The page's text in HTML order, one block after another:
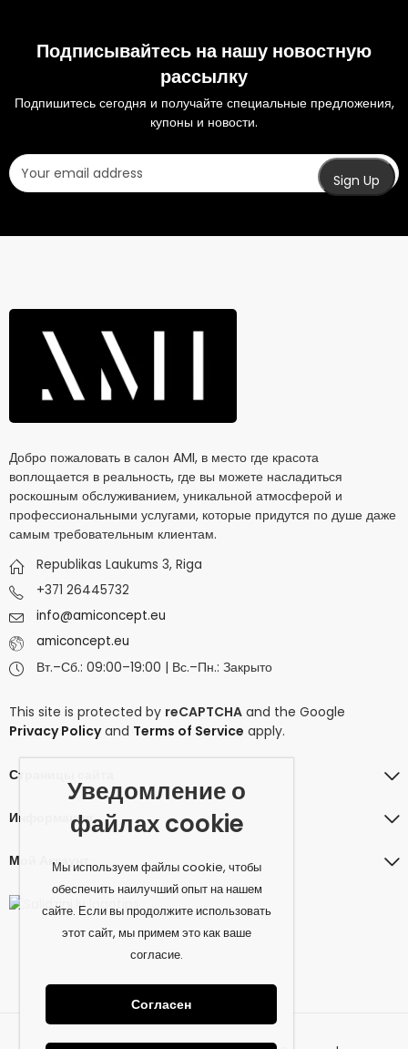
Подписывайтесь на нашу новостную
рассылку
Подпишитесь сегодня и получайте специальные предложения,
купоны и новости.
Добро пожаловать в салон AMI, в место где красота
воплощается в реальность, где вы можете насладиться
роскошным обслуживанием, уникальной атмосферой и
профессиональными услугами, которые придутся по душе даже
самым требовательным клиентам.
Republikas Laukums 3, Riga
+371 26445732
info@amiconcept.eu
amiconcept.eu
Вт.–Сб.: 09:00–19:00 | Вс.–Пн.: Закрыто
This site is protected by reCAPTCHA and the Google
Privacy Policyand Terms of Service apply.
Страницы сайта
Информация
Мой Аккаунт
Уведомление о
файлах cookie
Мы используем файлы cookie, чтобы
обеспечить наилучший опыт на нашем
сайте. Если вы продолжите использовать
этот сайт, мы примем это как ваше
согласие.
Согласен